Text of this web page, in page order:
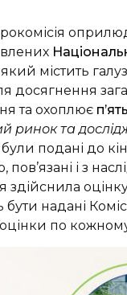
містить
досягнення
та охоплює
ринок та
подані до
пов’язані і з
здійснила
бути надані
по